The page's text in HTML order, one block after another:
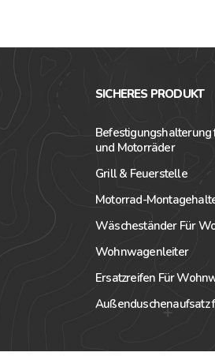
SICHERES PRODUKT
und Motorräder
Grill & Feuerstelle
Motorrad-
Wäscheständer Für
Wohnwagenleiter
Ersatzreifen Für
Außenduschenaufsatz